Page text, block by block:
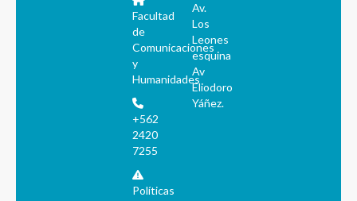
Facultad
de
Comunicaciones
y
Humanidades
+562
2420
7255
Políticas
Av.
Los
Leones
esquina
Av
Eliodoro
Yáñez.